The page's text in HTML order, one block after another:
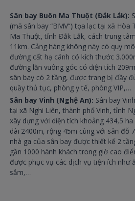
Sân bay Buôn Ma Thuột (Đắk Lắk):
(mã sân bay “BMV”) tọa lạc tại xã Hòa
Ma Thuột, tỉnh Đắk Lắk, cách trung
11km. Cảng hàng không này có quy
đường cất hạ cánh có kích thước
đường lăn vuông góc có diện tích
sân bay có 2 tầng, được trang bị đầy
quầy thủ tục, phòng y tế, phòng VIP,…
Sân bay Vinh (Nghệ An): Sân bay
tại xã Nghi Liên, thành phố Vinh, tỉnh
xây dựng với diện tích khoảng 434,5
dài 2400m, rộng 45m cùng với sân đỗ
nhà ga của sân bay được thiết kế 2
gần 1000 hành khách trong giờ cao
được phục vụ các dịch vụ tiện ích như
sắm,…